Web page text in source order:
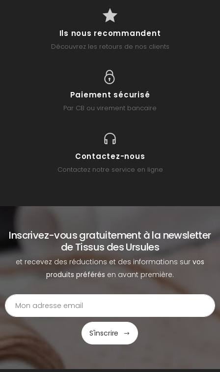
Ils nous recommandent
Découvrez les retours de nos clients
Paiement sécurisé
Par CB ou virement bancaire
Contactez-nous
Contactez notre service en ligne
Inscrivez-vous gratuitement à la newsletter
de Tissus des Ursules
et recevez des réductions et des informations sur vos
produits préférés en avant première.
S'inscrire